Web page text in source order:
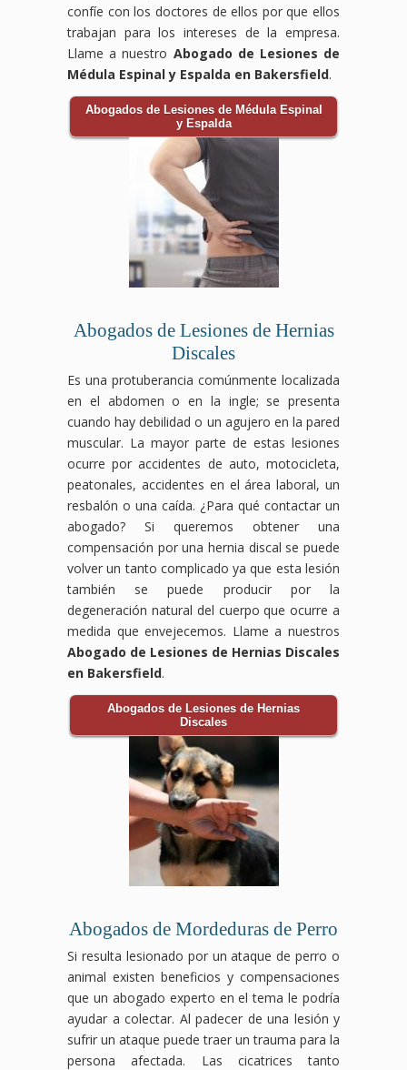
confíe con los doctores de ellos por que ellos
trabajan para los intereses de la empresa.
Llame a nuestro Abogado de Lesiones de
Médula Espinal y Espalda en Bakersfield.
Abogados de Lesiones de Médula Espinal
y Espalda
Abogados de Lesiones de Hernias
Discales
Es una protuberancia comúnmente localizada
en el abdomen o en la ingle; se presenta
cuando hay debilidad o un agujero en la pared
muscular. La mayor parte de estas lesiones
ocurre por accidentes de auto, motocicleta,
peatonales, accidentes en el área laboral, un
resbalón o una caída. ¿Para qué contactar un
abogado? Si queremos obtener una
compensación por una hernia discal se puede
volver un tanto complicado ya que esta lesión
también se puede producir por la
degeneración natural del cuerpo que ocurre a
medida que envejecemos. Llame a nuestros
Abogado de Lesiones de Hernias Discales
en Bakersfield.
Abogados de Lesiones de Hernias
Discales
Abogados de Mordeduras de Perro
Si resulta lesionado por un ataque de perro o
animal existen beneficios y compensaciones
que un abogado experto en el tema le podría
ayudar a colectar. Al padecer de una lesión y
sufrir un ataque puede traer un trauma para la
persona afectada. Las cicatrices tanto